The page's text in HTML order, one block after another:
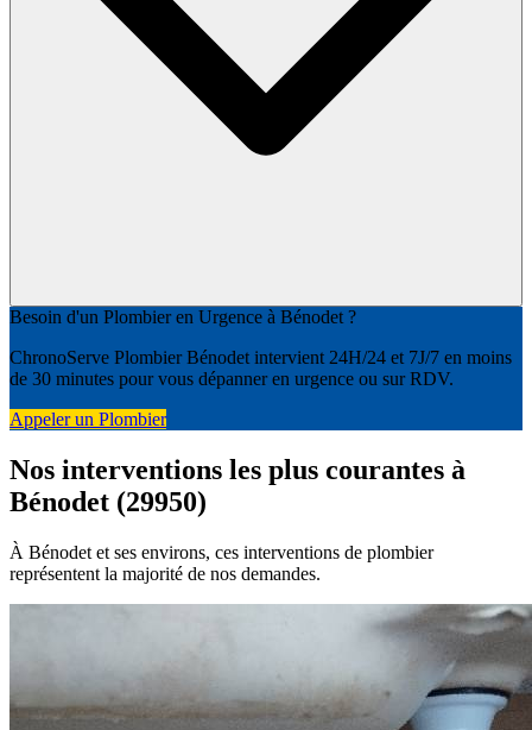
Besoin d'un Plombier en Urgence à Bénodet ?
ChronoServe Plombier Bénodet intervient 24H/24 et 7J/7 en moins
de 30 minutes pour vous dépanner en urgence ou sur RDV.
Appeler un Plombier
Nos interventions les plus courantes à
Bénodet (29950)
À Bénodet et ses environs, ces interventions de plombier
représentent la majorité de nos demandes.